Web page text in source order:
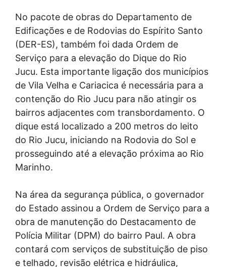
No pacote de obras do Departamento de
Edificações e de Rodovias do Espírito Santo
(DER-ES), também foi dada Ordem de
Serviço para a elevação do Dique do Rio
Jucu. Esta importante ligação dos municípios
de Vila Velha e Cariacica é necessária para a
contenção do Rio Jucu para não atingir os
bairros adjacentes com transbordamento. O
dique está localizado a 200 metros do leito
do Rio Jucu, iniciando na Rodovia do Sol e
prosseguindo até a elevação próxima ao Rio
Marinho.
Na área da segurança pública, o governador
do Estado assinou a Ordem de Serviço para a
obra de manutenção do Destacamento de
Polícia Militar (DPM) do bairro Paul. A obra
contará com serviços de substituição de piso
e telhado, revisão elétrica e hidráulica,